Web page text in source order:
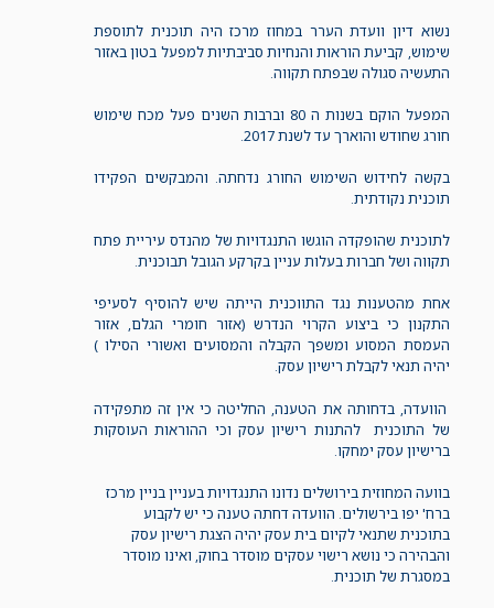
נשוא דיון וועדת הערר במחוז מרכז היה תוכנית לתוספת
שימוש, קביעת הוראות והנחיות סביבתיות למפעל בטון באזור
התעשיה סגולה שבפתח תקווה.
המפעל הוקם בשנות ה 80 וברבות השנים פעל מכח שימוש
חורג שחודש והוארך עד לשנת 2017.
בקשה לחידוש השימוש החורג נדחתה. והמבקשים הפקידו
תוכנית נקודתית.
לתוכנית שהופקדה הוגשו התנגדויות של מהנדס עיריית פתח
תקווה ושל חברות בעלות עניין בקרקע הגובל תבוכנית.
אחת מהטענות נגד התווכנית הייתה שיש להוסיף לסעיפי
התקנון כי ביצוע הקרוי הנדרש (אזור חומרי הגלם, אזור
העמסת המסוע ומשפך הקבלה והמסועים ואשורי הסילו )
יהיה תנאי לקבלת רישיון עסק.
הוועדה, בדחותה את הטענה, החליטה כי אין זה מתפקידה
של התוכנית להתנות רישיון עסק וכי ההוראות העוסקות
ברישיון עסק ימחקו.
בוועה המחוזית בירושלים נדונו התנגדויות בעניין בניין מרכז
ברח' יפו בירשולים. הוועדה דחתה טענה כי יש לקבוע
בתוכנית שתנאי לקיום בית עסק יהיה הצגת רישיון עסק
והבהירה כי נושא רישוי עסקים מוסדר בחוק, ואינו מוסדר
במסגרת של תוכנית.